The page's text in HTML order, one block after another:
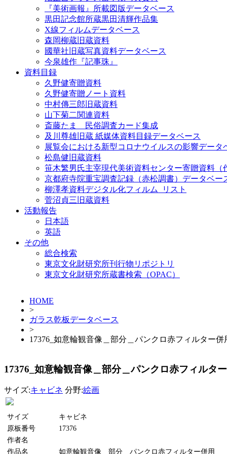
『美術画報』所載図版データベース
黒田記念館所蔵黒田清輝作品集
X線フィルムデータベース
森岡柳蔵旧蔵資料
國華社旧蔵写真資料データベース
今泉雄作『記事珠』
資料目録
久野健寄贈資料
久野健寄贈ノート資料
中村傳三郎旧蔵資料
山下菊二関連資料
斎藤たま 民俗調査カード集成
及川尊雄旧蔵 紙媒体資料目録データベース
展覧会における新型コロナウイルスの影響データ
松島健旧蔵資料
笹木繁男氏主宰現代美術資料センター寄贈資料（
京都府寺院重宝調査記録（赤松調書）データベー
柳澤孝資料デジタル化フィルム_リスト
菅沼貞三旧蔵資料
活動報告
日本語
英語
その他
総合検索
東京文化財研究所刊行物リポジトリ
東京文化財研究所蔵書検索（OPAC）
HOME
>
ガラス乾板データベース
>
17376_如意輪観音像＿部分＿パンクロ赤フィルター併
17376_如意輪観音像＿部分＿パンクロ赤フィルタ
サイズ:キャビネ 分野:絵画
サイズ
キャビネ
原板番号
17376
作者名
作品名
如意輪観音像＿部分＿パンクロ赤フィルター併用